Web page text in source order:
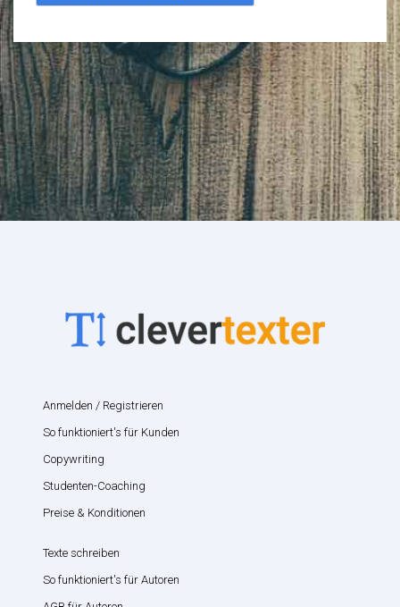
Anmelden / Registrieren
So funktioniert's für Kunden
Copywriting
Studenten-Coaching
Preise & Konditionen
Texte schreiben
So funktioniert's für Autoren